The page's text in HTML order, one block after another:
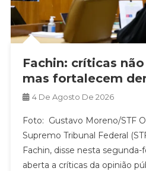
Fachin: críticas
mas fortalecem
4 De Agosto De 2026
Foto: Gustavo Moreno/STF
Supremo Tribunal Federal
Fachin, disse nesta segunda-
aberta a críticas da opinião